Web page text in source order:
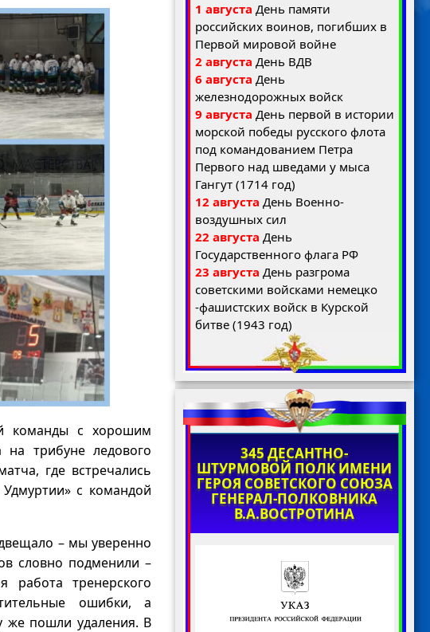
команды с хорошим
трибуне ледового
где встречались
с командой
– мы уверенно
словно подменили –
тренерского
ошибки, а
же пошли удаления. В
1 августа День памяти
российских воинов, погибших в
Первой мировой войне
2 августа День ВДВ
6 августа День
железнодорожных войск
9 августа День первой в истории
морской победы русского флота
под командованием Петра
Первого над шведами у мыса
Гангут (1714 год)
12 августа День Военно-
воздушных сил
22 августа День
Государственного флага РФ
23 августа День разгрома
советскими войсками немецко
-фашистских войск в Курской
битве (1943 год)
345 ДЕСАНТНО-
ШТУРМОВОЙ ПОЛК ИМЕНИ
ГЕРОЯ СОВЕТСКОГО СОЮЗА
ГЕНЕРАЛ-ПОЛКОВНИКА
В.А.ВОСТРОТИНА